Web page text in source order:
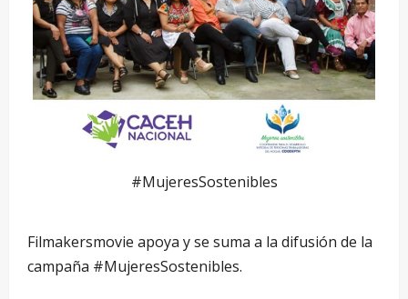
#MujeresSostenibles
Filmakersmovie apoya y se suma a la difusión de la
campaña #MujeresSostenibles.